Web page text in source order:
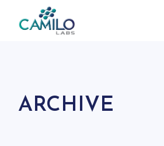
content
ARCHIVE